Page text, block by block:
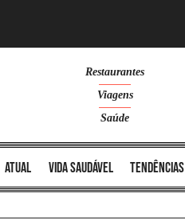
Restaurantes
Viagens
Saúde
atual vida saudável tendências